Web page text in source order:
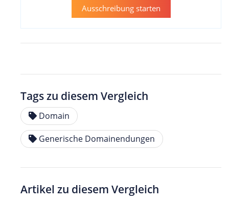
Ausschreibung starten
Tags zu diesem Vergleich
Domain
Generische Domainendungen
Artikel zu diesem Vergleich